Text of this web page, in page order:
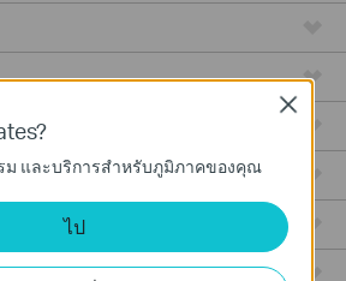
และบริการสำหรับภูมิภาคของคุณ
ไป
Close